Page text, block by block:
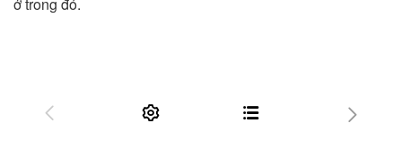
“Ngươi...” Kim Tước cầm trong tay hình tròn vật thể, kim sắc
   